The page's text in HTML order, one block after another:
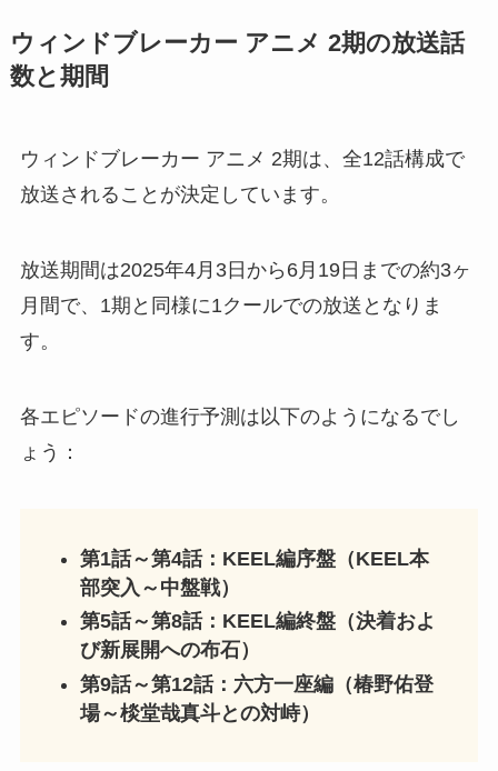
ウィンドブレーカー アニメ 2期の放送話
数と期間
ウィンドブレーカー アニメ 2期は、全12話構成で
放送されることが決定しています。
放送期間は2025年4月3日から6月19日までの約3ヶ
月間で、1期と同様に1クールでの放送となりま
す。
各エピソードの進行予測は以下のようになるでし
ょう：
第1話～第4話：KEEL編序盤（KEEL本
部突入～中盤戦）
第5話～第8話：KEEL編終盤（決着およ
び新展開への布石）
第9話～第12話：六方一座編（椿野佑登
場～棪堂哉真斗との対峙）